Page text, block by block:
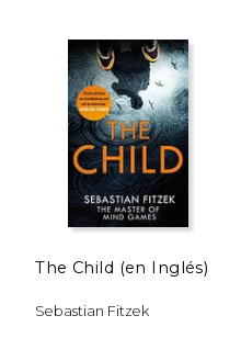
50%
dcto. $ 26.74
The Child (en Inglés)
Sebastian Fitzek